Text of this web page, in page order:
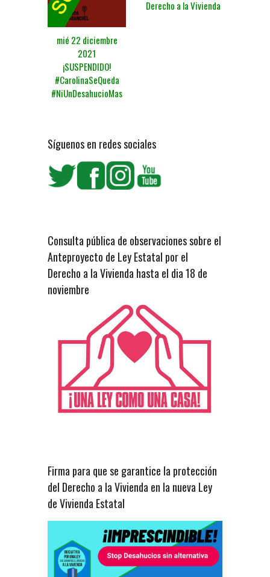
mié 22 diciembre
2021
¡SUSPENDIDO!
#CarolinaSeQueda
#NiUnDesahucioMas
Derecho a la Vivienda
Síguenos en redes sociales
Consulta pública de observaciones sobre el
Anteproyecto de Ley Estatal por el
Derecho a la Vivienda hasta el dia 18 de
noviembre
Firma para que se garantice la protección
del Derecho a la Vivienda en la nueva Ley
de Vivienda Estatal